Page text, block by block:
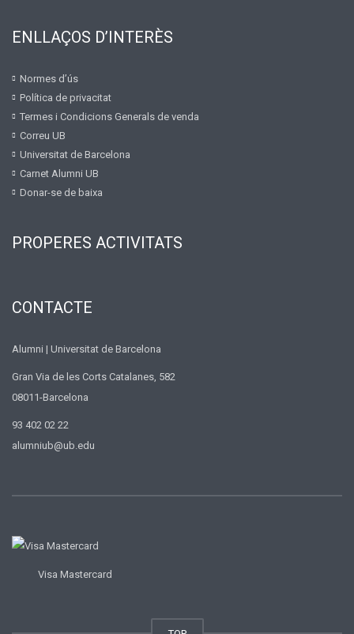
ENLLAÇOS D’INTERÈS
Normes d’ús
Política de privacitat
Termes i Condicions Generals de venda
Correu UB
Universitat de Barcelona
Carnet Alumni UB
Donar-se de baixa
PROPERES ACTIVITATS
CONTACTE
Alumni | Universitat de Barcelona
Gran Via de les Corts Catalanes, 582
08011-Barcelona
93 402 02 22
alumniub@ub.edu
Visa Mastercard